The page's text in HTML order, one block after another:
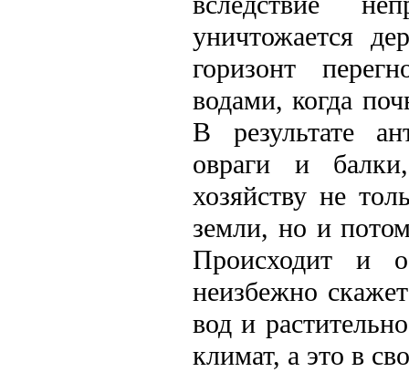
уничтожается
горизонт
водами, когда
В результате
овраги и
хозяйству не
земли, но и
Происходит и
неизбежно
вод и
климат, а это в